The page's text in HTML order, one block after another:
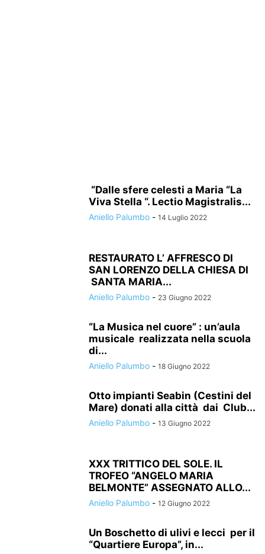
“Dalle sfere celesti a Maria “La
Viva Stella “. Lectio Magistralis...
Aniello Palumbo - 14 Luglio 2022
RESTAURATO L’ AFFRESCO DI
SAN LORENZO DELLA CHIESA DI
SANTA MARIA...
Aniello Palumbo - 23 Giugno 2022
“La Musica nel cuore” : un’aula
musicale realizzata nella scuola
di...
Aniello Palumbo - 18 Giugno 2022
Otto impianti Seabin (Cestini del
Mare) donati alla città dai Club...
Aniello Palumbo - 13 Giugno 2022
XXX TRITTICO DEL SOLE. IL
TROFEO “ANGELO MARIA
BELMONTE” ASSEGNATO ALLO...
Aniello Palumbo - 12 Giugno 2022
Un Boschetto di ulivi e lecci per il
“Quartiere Europa”, in...